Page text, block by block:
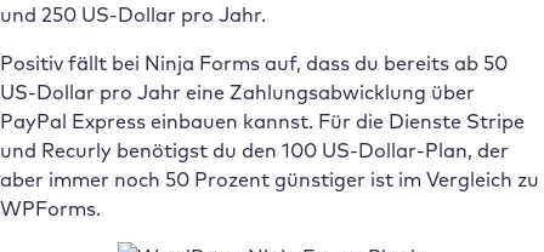
und 250 US-Dollar pro Jahr.
Positiv fällt bei Ninja Forms auf, dass du bereits ab 50
US-Dollar pro Jahr eine Zahlungsabwicklung über
PayPal Express einbauen kannst. Für die Dienste Stripe
und Recurly benötigst du den 100 US-Dollar-Plan, der
aber immer noch 50 Prozent günstiger ist im Vergleich zu
WPForms.